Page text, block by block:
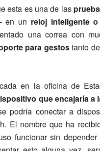
esta es una de las
en un reloj inteligente
una correa con
para gestostanto
en la oficina de
que encajaría a
podría conectar a
El nombre que ha
funcionar sin